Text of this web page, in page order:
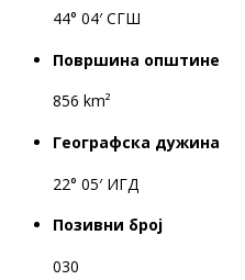
44° 04′ СГШ
Површина општине
856 km²
Географска дужина
22° 05′ ИГД
Позивни број
030